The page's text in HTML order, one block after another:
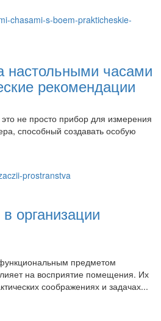
настольными часами
рекомендации
не просто прибор для измерения
способный создавать особую
организации
предметом
на восприятие помещения. Их
соображениях и задачах...